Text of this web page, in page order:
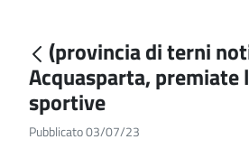
(provincia di terni
Acquasparta, premiate
sportive
Pubblicato 03/07/23